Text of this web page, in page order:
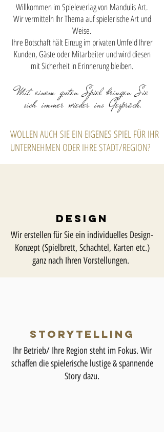
Willkommen im Spieleverlag von MandulisArt.
Wir vermitteln Ihr Thema auf spielerische Art und
Weise.
Ihre Botschaft hält Einzug im privaten Umfeld Ihrer
Kunden, Gäste oder Mitarbeiter und wird diesen
mit Sicherheit in Erinnerung bleiben.
Mit einem guten Spiel bringen Sie
sich immer wieder ins Gespräch.
WOLLEN AUCH SIE EIN EIGENES SPIEL FÜR IHR
UNTERNEHMEN ODER IHRE STADT/REGION?
DESIGN
Wir erstellen für Sie ein individuelles Design-
Konzept (Spielbrett, Schachtel, Karten etc.)
ganz nach Ihren Vorstellungen.
Storytelling
Ihr Betrieb/ Ihre Region steht im Fokus. Wir
schaffen die spielerische lustige & spannende
Story dazu.